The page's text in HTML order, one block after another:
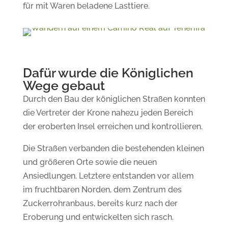
für mit Waren beladene Lasttiere.
Dafür wurde die Königlichen
Wege gebaut
Durch den Bau der königlichen Straßen konnten
die Vertreter der Krone nahezu jeden Bereich
der eroberten Insel erreichen und kontrollieren.
Die Straßen verbanden die bestehenden kleinen
und größeren Orte sowie die neuen
Ansiedlungen. Letztere entstanden vor allem
im fruchtbaren Norden, dem Zentrum des
Zuckerrohranbaus, bereits kurz nach der
Eroberung und entwickelten sich rasch.